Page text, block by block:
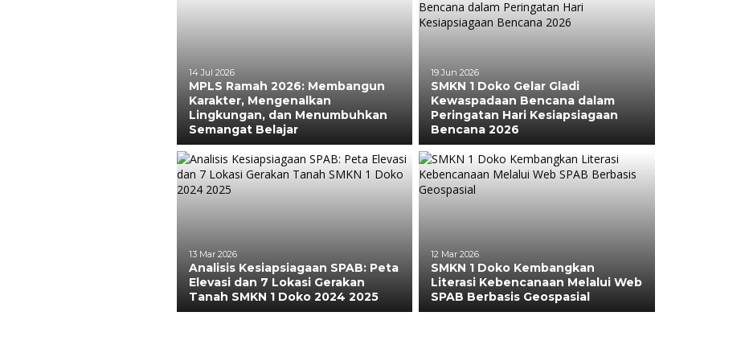
14 Jul 2026
MPLS Ramah 2026: Membangun
Karakter, Mengenalkan
Lingkungan, dan Menumbuhkan
Semangat Belajar
19 Jun 2026
SMKN 1 Doko Gelar Gladi
Kewaspadaan Bencana dalam
Peringatan Hari Kesiapsiagaan
Bencana 2026
13 Mar 2026
Analisis Kesiapsiagaan SPAB: Peta
Elevasi dan 7 Lokasi Gerakan
Tanah SMKN 1 Doko 2024 2025
12 Mar 2026
SMKN 1 Doko Kembangkan
Literasi Kebencanaan Melalui Web
SPAB Berbasis Geospasial